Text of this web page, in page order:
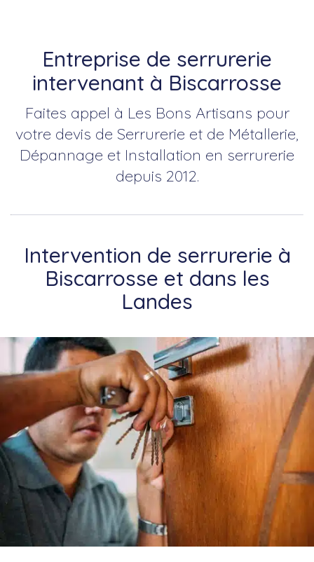
Entreprise de serrurerie
intervenant à Biscarrosse
Faites appel à Les Bons Artisans pour
votre devis de Serrurerie et de Métallerie,
Dépannage et Installation en serrurerie
depuis 2012.
Intervention de serrurerie à
Biscarrosse et dans les
Landes